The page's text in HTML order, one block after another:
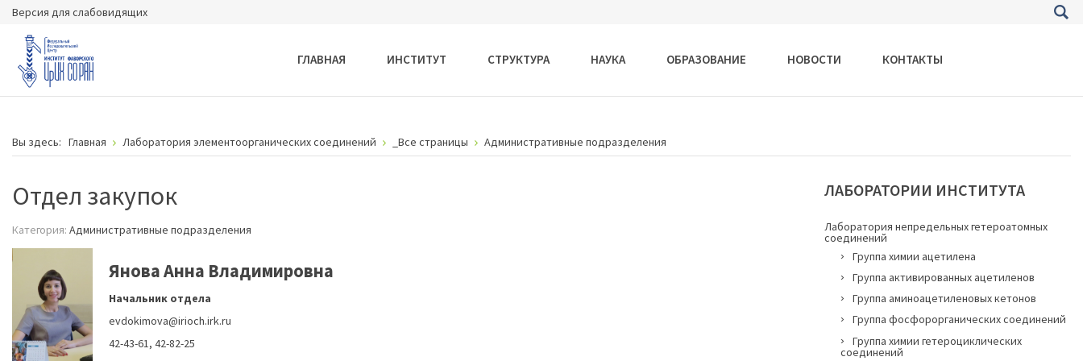
Версия для слабовидящих
ГЛАВНАЯ ИНСТИТУТ СТРУКТУРА НАУКА ОБРАЗОВАНИЕ НОВОСТИ КОНТАКТЫ
Вы здесь: Главная Лаборатория элементоорганических соединений _Все страницы Административные подразделения
Отдел закупок
Категория: Административные подразделения
Янова Анна Владимировна
Начальник отдела
evdokimova@irioch.irk.ru
42-43-61, 42-82-25
ЛАБОРАТОРИИ ИНСТИТУТА
Лаборатория непредельных гетероатомных
соединений
Группа химии ацетилена
Группа активированных ацетиленов
Группа аминоацетиленовых кетонов
Группа фосфорорганических соединений
Группа химии гетероциклических
соединений